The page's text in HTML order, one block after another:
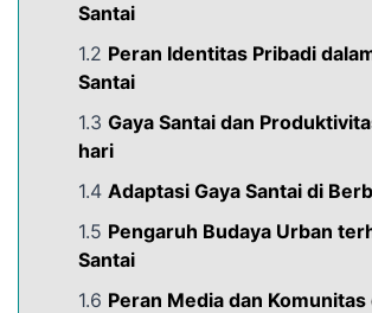
Santai
1.2 Peran Identitas Pribadi
Santai
1.3 Gaya Santai dan
hari
1.4 Adaptasi Gaya Santai di
1.5 Pengaruh Budaya Urban
Santai
1.6 Peran Media dan Komunitas